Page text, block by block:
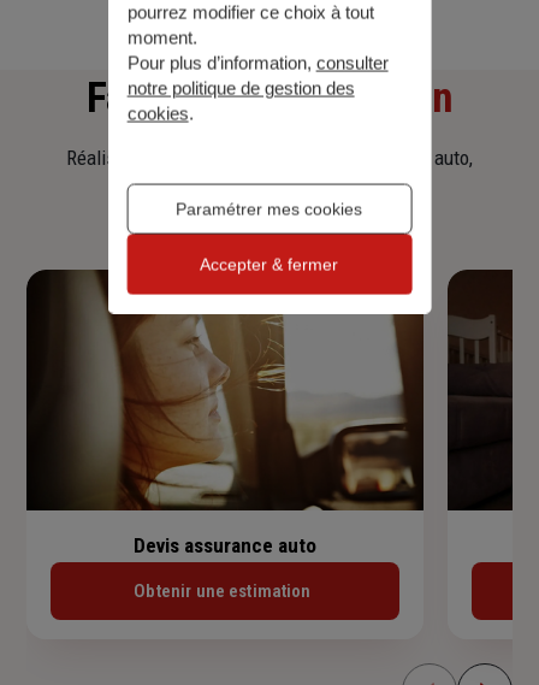
Faitesune simulation
Réalisez une simulation tarifaire d'assurance, auto,
habitation, prêt immobilier.
Devis assurance auto
Obtenir une estimation
pourrez modifier ce choix à tout
moment.
Pour plus d’information, consulter
notre politique de gestion des
cookies.
Paramétrer mes cookies
Accepter & fermer